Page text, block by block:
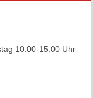
10.00-15.00 Uhr